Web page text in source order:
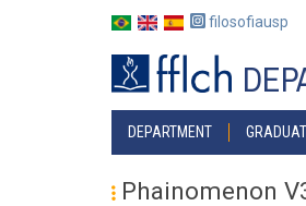
filosofiausp
MENU
POSGRAD
DEPARTMENT
Phainomenon